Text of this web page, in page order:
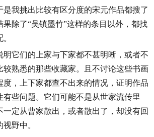
是我挑出比较有区分度的宋元作品都搜了
果除了“吴镇墨竹”这样的条目以外，都找
明它们的上家与下家都不甚明晰，或者不
较熟悉的那些收藏家。且不讨论这些书画
度，上下家都查不出来的情况，证明作品
有些问题。它们可能不是从世家流传里
一定从曹家散出，或者散出了，却没有回
野中。